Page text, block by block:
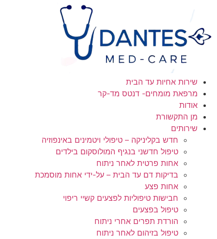
שירות אחיות עד הבית
מרפאת מומחים- דנטס מד-קר
אודות
מן התקשורת
שירותים
חדש בקליניקה – טיפולי ויטמינים באינפוזיה
טיפול חדשני בנגיף המולוסקום בילדים
אחות פרטית לאחר ניתוח
בדיקות דם עד הבית – על-ידי אחות מוסמכת
אחות פצע
חבישות טיפוליות לפצעים קשיי ריפוי
טיפול בפצעים
הורדת תפרים אחרי ניתוח
טיפול בזיהום לאחר ניתוח